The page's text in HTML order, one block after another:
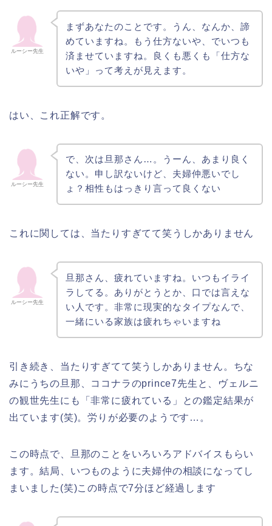
ルーシー先生
まずあなたのことです。うん、なんか、諦
めていますね。もう仕方ないや、でいつも
済ませていますね。良くも悪くも「仕方な
いや」って考えが見えます。
はい、これ正解です。
ルーシー先生
で、次は旦那さん…。うーん、あまり良く
ない。申し訳ないけど、夫婦仲悪いでし
ょ？相性もはっきり言って良くない
これに関しては、当たりすぎてて笑うしかありません
ルーシー先生
旦那さん、疲れていますね。いつもイライ
ラしてる。ありがとうとか、口では言えな
い人です。非常に現実的なタイプなんで、
一緒にいる家族は疲れちゃいますね
引き続き、当たりすぎてて笑うしかありません。ちな
みにうちの旦那、ココナラのprince7先生と、ヴェルニ
の観世先生にも「非常に疲れている」との鑑定結果が
出ています(笑)。労りが必要のようです…。
この時点で、旦那のことをいろいろアドバイスもらい
ます。結局、いつものように夫婦仲の相談になってし
まいました(笑)この時点で7分ほど経過します